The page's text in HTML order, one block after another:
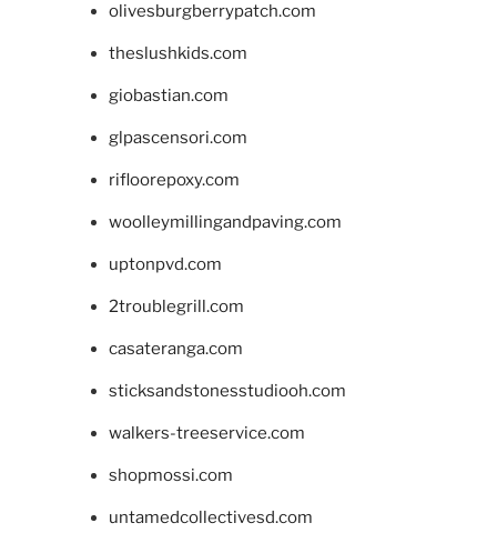
olivesburgberrypatch.com
theslushkids.com
giobastian.com
glpascensori.com
rifloorepoxy.com
woolleymillingandpaving.com
uptonpvd.com
2troublegrill.com
casateranga.com
sticksandstonesstudiooh.com
walkers-treeservice.com
shopmossi.com
untamedcollectivesd.com